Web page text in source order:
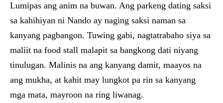
Lumipas ang anim na buwan. Ang parkeng dating saksi
sa kahihiyan ni Nando ay naging saksi naman sa
kanyang pagbangon. Tuwing gabi, nagtatrabaho siya sa
maliit na food stall malapit sa bangkong dati niyang
tinulugan. Malinis na ang kanyang damit, maayos na
ang mukha, at kahit may lungkot pa rin sa kanyang
mga mata, mayroon na ring liwanag.